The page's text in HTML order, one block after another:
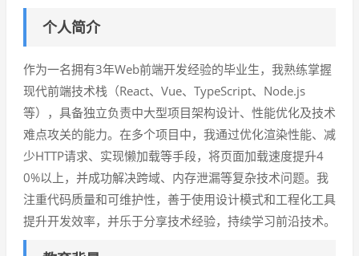
个人简介
作为一名拥有3年Web前端开发经验的毕业生，我熟练掌握
现代前端技术栈（React、Vue、TypeScript、Node.js
等），具备独立负责中大型项目架构设计、性能优化及技术
难点攻关的能力。在多个项目中，我通过优化渲染性能、减
少HTTP请求、实现懒加载等手段，将页面加载速度提升4
0%以上，并成功解决跨域、内存泄漏等复杂技术问题。我
注重代码质量和可维护性，善于使用设计模式和工程化工具
提升开发效率，并乐于分享技术经验，持续学习前沿技术。